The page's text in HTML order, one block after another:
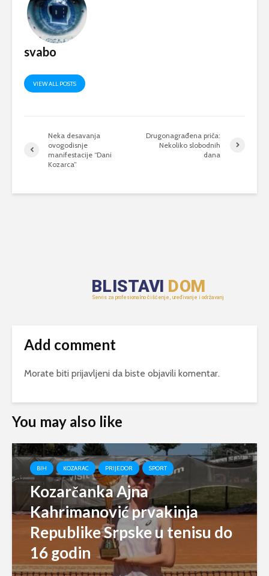
svabo
VIEW ALL POSTS
Neka desavanja
ovogodisnje
manifestacije “Dani
Kozarca”
Drugonagrađena priča:
Nekoliko slobodnih
dana
Add comment
Morate biti prijavljeni da biste objavili komentar.
You may also like
BIH KOZARAC PRIJEDOR SPORT
Kozarčanka Ajna
Kahrimanović prvakinja
Republike Srpske u tenisu do
16 godin